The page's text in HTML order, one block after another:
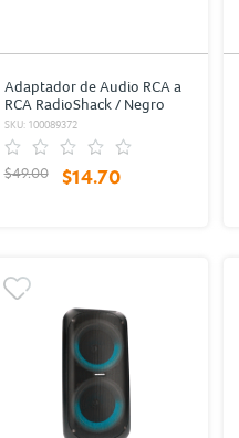
Adaptador de Audio RCA a
RCA RadioShack / Negro
SKU: 100089372
$49.00 $14.70